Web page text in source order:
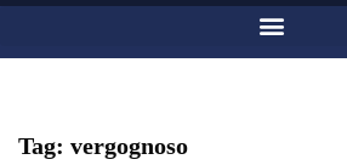
Tag: vergognoso